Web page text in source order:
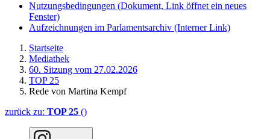
Nutzungsbedingungen (Dokument, Link öffnet ein neues
Fenster)
Aufzeichnungen im Parlamentsarchiv (Interner Link)
Startseite
Mediathek
60. Sitzung vom 27.02.2026
TOP 25
Rede von Martina Kempf
zurück zu: TOP 25 ()